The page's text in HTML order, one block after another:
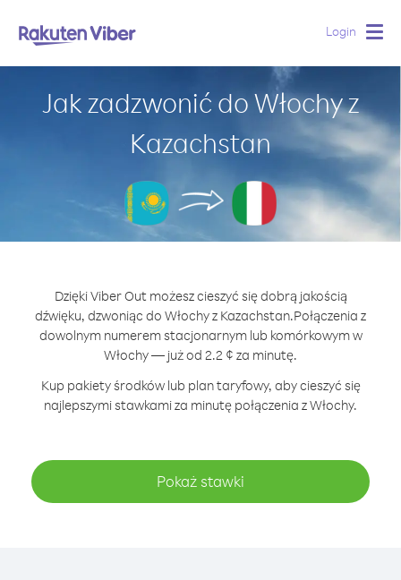
Login
Jak zadzwonić do Włochy z
Kazachstan
Dzięki Viber Out możesz cieszyć się dobrą jakością
dźwięku, dzwoniąc do Włochy z Kazachstan.Połączenia z
dowolnym numerem stacjonarnym lub komórkowym w
Włochy — już od 2.2 ¢ za minutę.
Kup pakiety środków lub plan taryfowy, aby cieszyć się
najlepszymi stawkami za minutę połączenia z Włochy.
Pokaż stawki